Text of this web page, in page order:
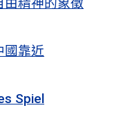
由精神的象徵
國靠近
Spiel